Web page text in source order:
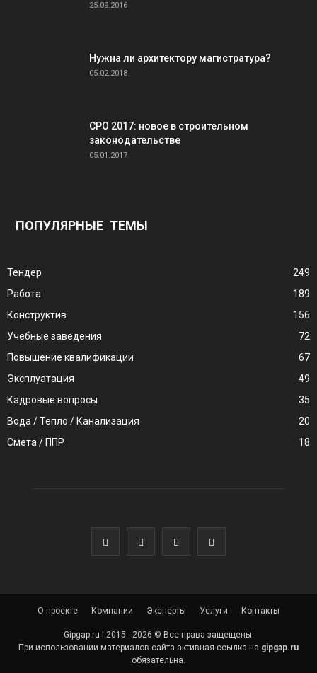
25.09.2016
Нужна ли архитектору магистратура?
05.02.2018
СРО 2017: новое в строительном
законодательстве
05.01.2017
ПОПУЛЯРНЫЕ ТЕМЫ
Тендер
249
Работа
189
Конструктив
156
Учебные заведения
72
Повышение квалификации
67
Эксплуатация
49
Кадровые вопросы
35
Вода / Тепло / Канализация
20
Смета / ППР
18
О проекте Компании Эксперты Услуги Контакты
Gipgap.ru | 2015 - 2026 © Все права защещены.
При использовании материалов сайта активная ссылка на gipgap.ru
обязательна.